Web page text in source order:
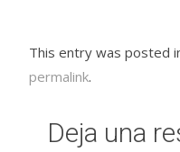
This entry was posted
permalink.
Deja una